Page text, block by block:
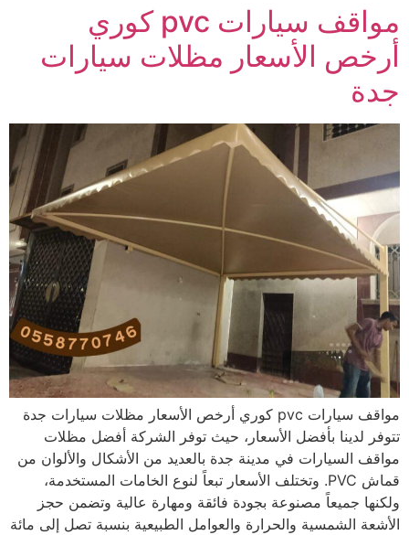
مواقف سيارات pvc كوري
أرخص الأسعار مظلات سيارات
جدة
مواقف سيارات pvc كوري أرخص الأسعار مظلات سيارات جدة
تتوفر لدينا بأفضل الأسعار، حيث توفر الشركة أفضل مظلات
مواقف السيارات في مدينة جدة بالعديد من الأشكال والألوان من
قماش PVC. وتختلف الأسعار تبعاً لنوع الخامات المستخدمة،
ولكنها جميعاً مصنوعة بجودة فائقة ومهارة عالية وتضمن حجز
الأشعة الشمسية والحرارة والعوامل الطبيعية بنسبة تصل إلى مائة